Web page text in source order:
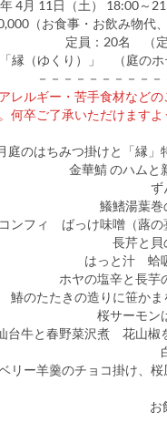
－－－－－－－－－
レルギー・苦手食材などの
何卒ご了承いただけますよ